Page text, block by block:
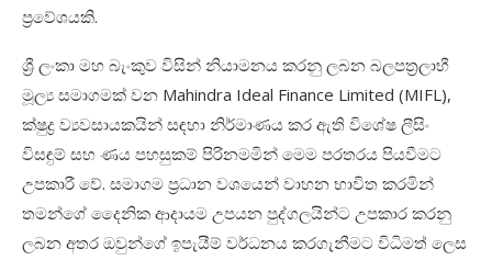
ප්‍රවේශයකි.
ශ්‍රී ලංකා මහ බැංකුව විසින් නියාමනය කරනු ලබන බලපත්‍රලාභී
මූල්‍ය සමාගමක් වන Mahindra Ideal Finance Limited (MIFL),
ක්ෂුද්‍ර ව්‍යවසායකයින් සඳහා නිර්මාණය කර ඇති විශේෂ ලීසිං
විසඳුම් සහ ණය පහසුකම් පිරිනමමින් මෙම පරතරය පියවීමට
උපකාරී වේ. සමාගම ප්‍රධාන වශයෙන් වාහන භාවිත කරමින්
තමන්ගේ දෛනික ආදායම උපයන පුද්ගලයින්ට උපකාර කරනු
ලබන අතර ඔවුන්ගේ ඉපැයීම් වර්ධනය කරගැනීමට විධිමත් ලෙස